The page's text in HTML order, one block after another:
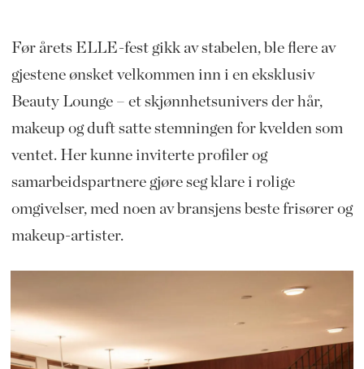
Før årets ELLE-fest gikk av stabelen, ble flere av
gjestene ønsket velkommen inn i en eksklusiv
Beauty Lounge – et skjønnhetsunivers der hår,
makeup og duft satte stemningen for kvelden som
ventet. Her kunne inviterte profiler og
samarbeidspartnere gjøre seg klare i rolige
omgivelser, med noen av bransjens beste frisører og
makeup-artister.